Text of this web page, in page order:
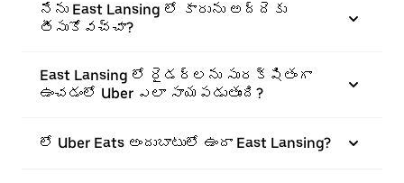
నేను East Lansing లో కారును అద్దెకు
తీసుకోవచ్చా?
East Lansing లో రైడర్‌లను సురక్షితంగా
ఉంచడంలో Uber ఎలా సాయపడుతుంది?
లో Uber Eats అందుబాటులో ఉందా East Lansing?